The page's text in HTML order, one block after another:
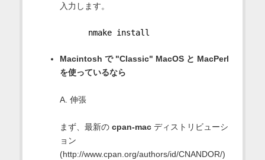
入力します。
nmake install
Macintosh で "Classic" MacOS と MacPerl
を使っているなら
A. 伸張
まず、最新の cpan-macディストリビューシ
ョン
(http://www.cpan.org/authors/id/CNANDOR/)